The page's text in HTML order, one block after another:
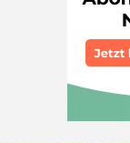
Muss. Zu Beginn
um sich in der
uns aber sicher,
toller Begleiter
Dieser nette
streunend
er in unserem